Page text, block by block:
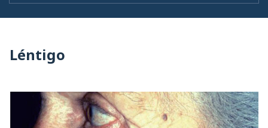
Léntigo